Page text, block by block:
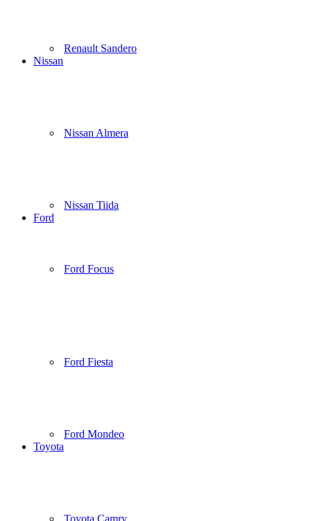
Renault Sandero
Nissan
Nissan Almera
Nissan Tiida
Ford
Ford Focus
Ford Fiesta
Ford Mondeo
Toyota
Toyota Camry